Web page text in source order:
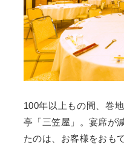
100年以上もの間、巻
亭「三笠屋」。宴席が
たのは、お客様をおも